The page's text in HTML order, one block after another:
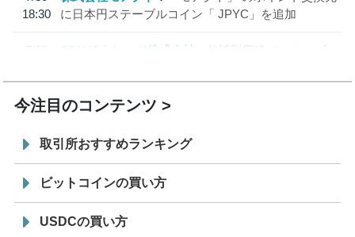
18:30
に日本円ステーブルコイン「 JPYC」を追加
7/29
SBI VCトレード株式会社
信託型円建てステーブル
今注目のコンテンツ
取引所おすすめランキング
ビットコインの買い方
USDCの買い方